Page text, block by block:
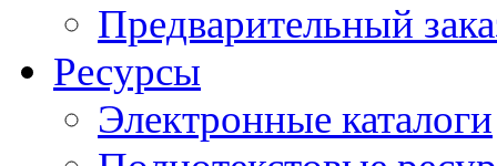
Предварительный
Ресурсы
Электронные каталоги